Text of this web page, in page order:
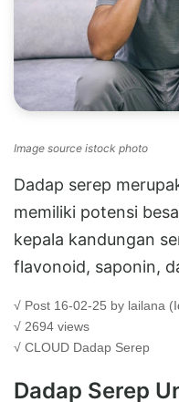
Image source istock photo
Dadap serep
memiliki potensi
kepala kandungan
flavonoid, saponin,
√ Post 16-02-25 by lailana
√ 2694 views
√ CLOUD Dadap Serep
Dadap Serep